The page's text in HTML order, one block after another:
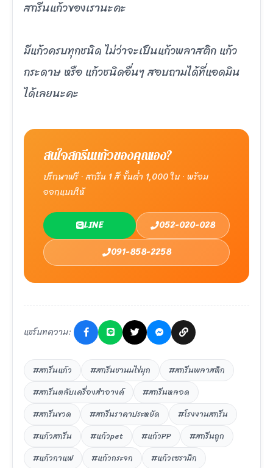
สกรีนแก้วของเรานะคะ
มีแก้วครบทุกชนิด ไม่ว่าจะเป็นแก้วพลาสติก แก้ว
กระดาษ หรือ แก้วชนิดอื่นๆ สอบถามได้ที่แอดมิน
ได้เลยนะคะ
สนใจสกรีนแก้วของคุณเอง?
ปรึกษาฟรี · สกรีน 1 สี ขั้นต่ำ 1,000 ใบ · พร้อม
ออกแบบให้
LINE
052-020-028
091-858-2258
แชร์บทความ:
#สกรีนแก้ว #สกรีนชานมไข่มุก
#สกรีนพลาสติก
#สกรีนตลับเครื่องสำอางค์
#สกรีนหลอด
#สกรีนขวด
#สกรีนราคาประหยัด
#โรงงานสกรีน
#แก้วสกรีน
#แก้วpet #แก้วPP
#สกรีนถูก
#แก้วกาแฟ
#แก้วกระจก #แก้วเซรามิก